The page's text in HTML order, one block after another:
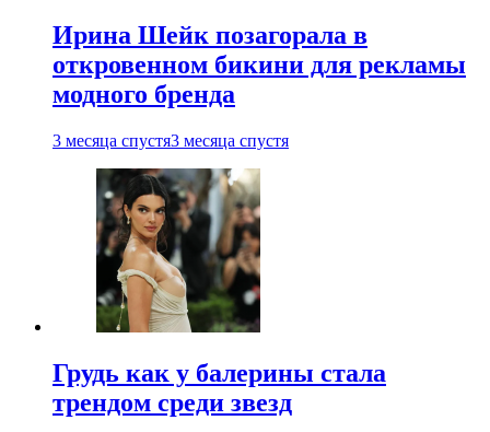
Ирина Шейк позагорала в
откровенном бикини для рекламы
модного бренда
3 месяца спустя3 месяца спустя
Грудь как у балерины стала
трендом среди звезд